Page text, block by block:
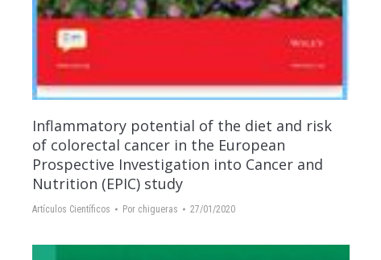
Inflammatory potential of the diet and risk
of colorectal cancer in the European
Prospective Investigation into Cancer and
Nutrition (EPIC) study
Artículos Científicos Por chigueras 27/01/2020